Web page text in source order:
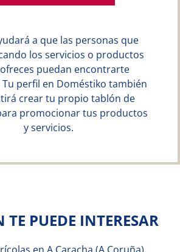
a que las personas que
los servicios o productos
puedan encontrarte
perfil en Doméstiko también
crear tu propio tablón de
promocionar tus productos
y servicios.
PUEDE INTERESAR